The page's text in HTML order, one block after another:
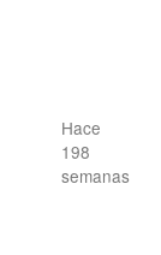
Hace
198
semanas